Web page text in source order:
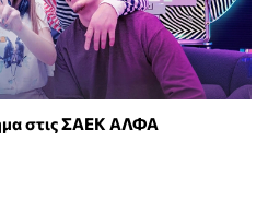
στις ΣΑΕΚ ΑΛΦΑ